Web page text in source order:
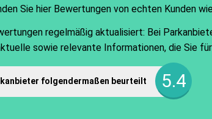
Sie hier Bewertungen von echten Kunden
regelmäßig aktualisiert: Bei
sowie relevante Informationen, die Sie
folgendermaßen beurteilt 5.4